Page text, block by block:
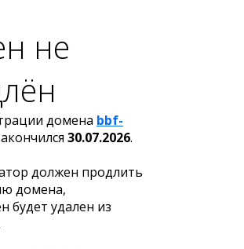
не
домена bbf-
30.07.2026.
должен продлить
домена,
будет удален из